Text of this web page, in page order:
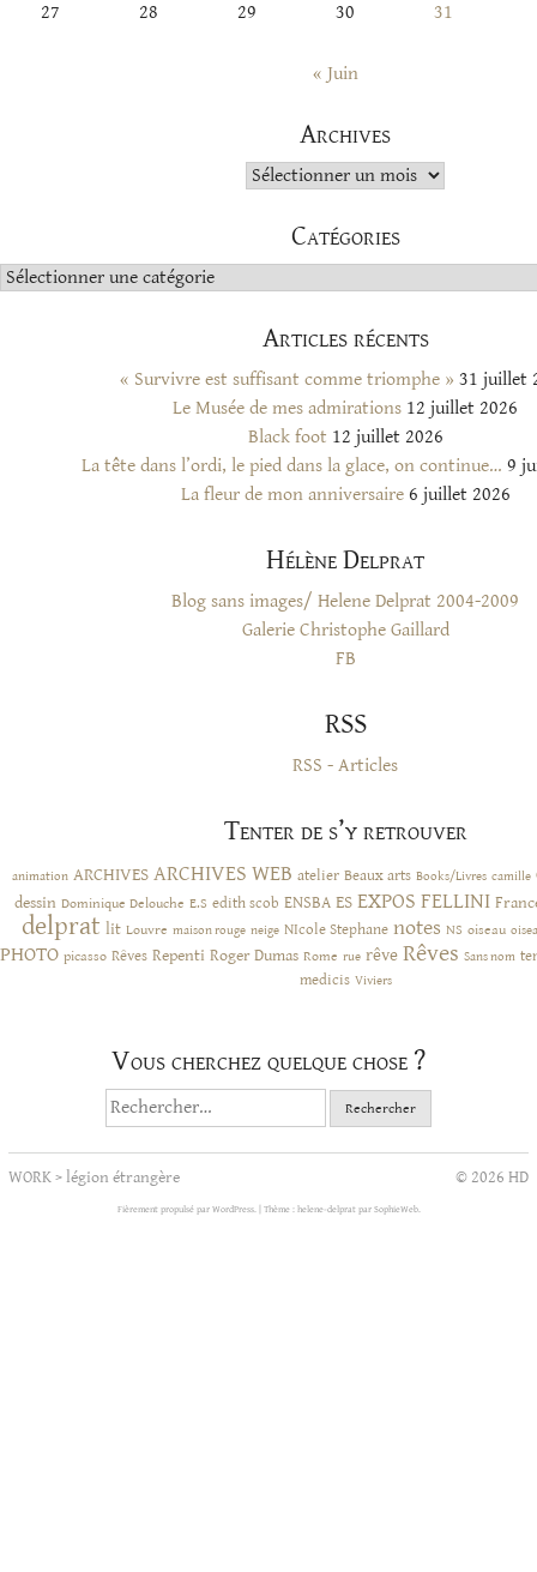
27 28 29 30 31
« Juin
Archives
Archives
Catégories
Catégories
Articles récents
« Survivre est suffisant comme triomphe » 31 juillet
Le Musée de mes admirations 12 juillet 2026
Black foot 12 juillet 2026
La tête dans l’ordi, le pied dans la glace, on continue… 9
La fleur de mon anniversaire 6 juillet 2026
Hélène Delprat
Blog sans images/ Helene Delprat 2004-2009
Galerie Christophe Gaillard
FB
RSS
RSS - Articles
Tenter de s’y retrouver
animation ARCHIVES ARCHIVES WEB atelier Beaux arts Books/Livres camille
dessin Dominique Delouche E.S edith scob ENSBA ES EXPOS FELLINI
delprat lit Louvre maison rouge neige NIcole Stephane notes NS oiseau
PHOTO picasso Rêves Repenti Roger Dumas Rome rue rêve Rêves Sans nom
medicis Viviers
Vous cherchez quelque chose ?
Rechercher :
WORK>légion étrangère © 2026 HD
Fièrement propulsé par WordPress. Thème : helene-delprat par SophieWeb.